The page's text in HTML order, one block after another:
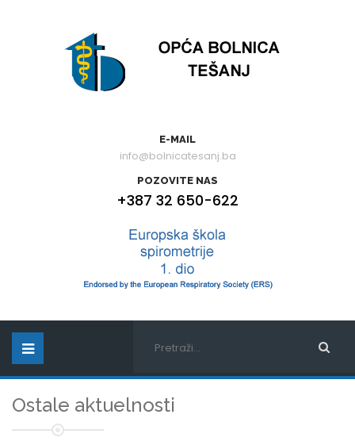
E-MAIL
info@bolnicatesanj.ba
POZOVITE NAS
+387 32 650-622
Ostale aktuelnosti